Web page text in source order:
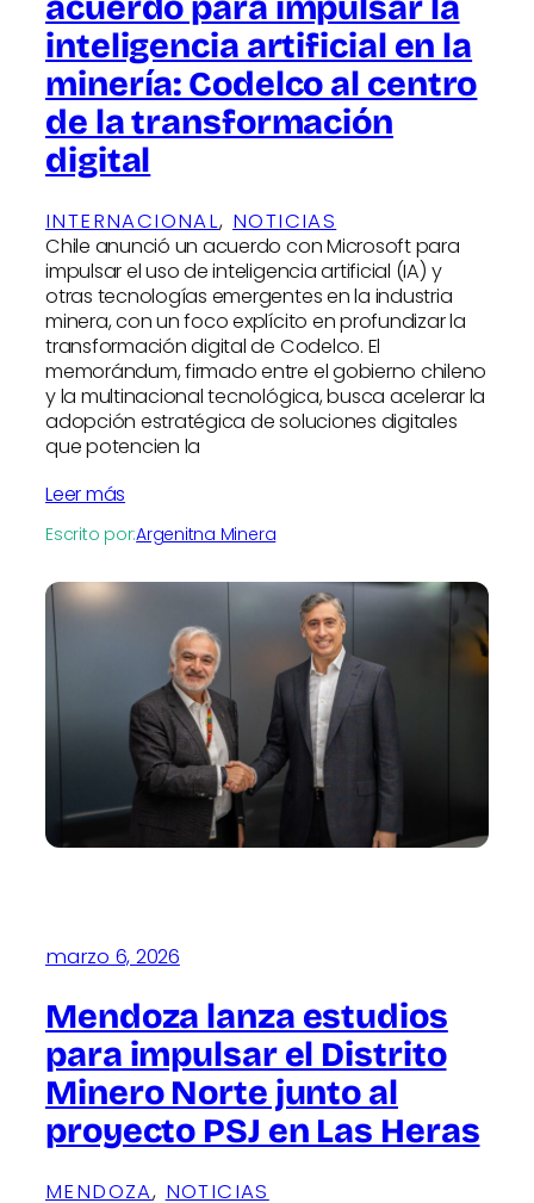
inteligencia artificial en la
minería: Codelco al centro
de la transformación
digital
INTERNACIONAL, NOTICIAS
Chile anunció un acuerdo con Microsoft para
impulsar el uso de inteligencia artificial (IA) y
otras tecnologías emergentes en la industria
minera, con un foco explícito en profundizar la
transformación digital de Codelco. El
memorándum, firmado entre el gobierno chileno
y la multinacional tecnológica, busca acelerar la
adopción estratégica de soluciones digitales
que potencien la
Leer más
Escrito por:Argenitna Minera
marzo 6, 2026
Mendoza lanza estudios
para impulsar el Distrito
Minero Norte junto al
proyecto PSJ en Las Heras
MENDOZA, NOTICIAS